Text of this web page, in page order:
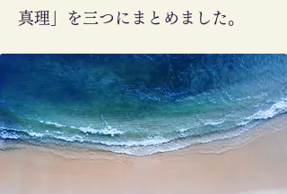
真理」を三つにまとめました。